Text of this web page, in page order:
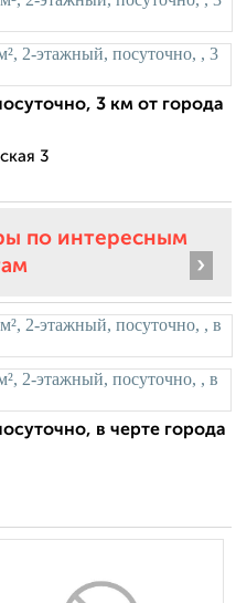
3 км от города
3
по интересным
›
в черте города